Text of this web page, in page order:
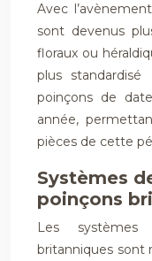
Avec
sont devenus
floraux ou
plus
poinçons de
année,
pièces de cette
Systèmes
poinçons
Les
britanniques sont